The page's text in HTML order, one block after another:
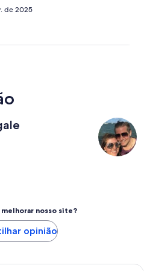
de 2025
nosso site?
opinião